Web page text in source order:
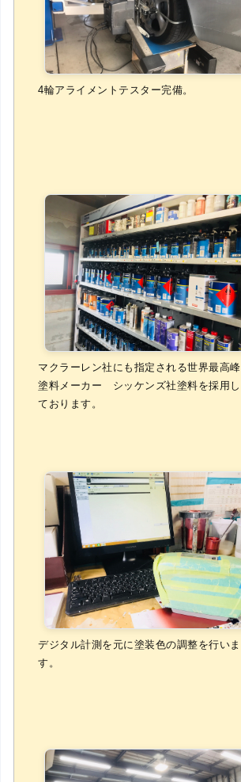
4輪アライメントテスター完備。
マクラーレン社にも指定される世界最高峰
塗料メーカー シッケンズ社塗料を採用し
ております。
デジタル計測を元に塗装色の調整を行いま
す。